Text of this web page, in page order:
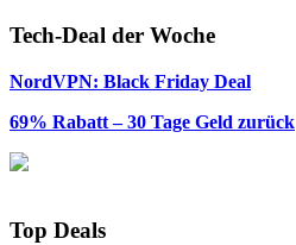
Tech-Deal der Woche
NordVPN: Black Friday Deal
69% Rabatt – 30 Tage Geld zurück
Top Deals